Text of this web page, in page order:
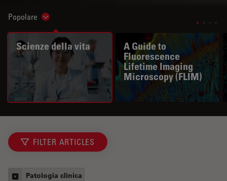
Popolare Show subnavigation
Scienze della vita
A Guide to
Fluorescence
Lifetime Imaging
Microscopy (FLIM)
FILTER ARTICLES
Patologia clinica